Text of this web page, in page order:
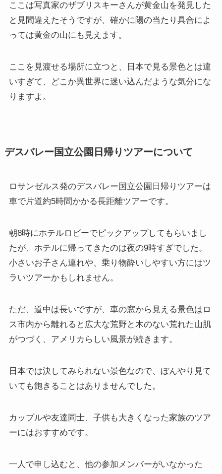
ここは写真家のザブリスキーさんが黄金山を発見した
と見間違えたそうですが、確かに陽の当たり具合によ
っては黄金の山にも見えます。
ここを見渡せる場所に立つと、日本で見る景色とは違
いすぎて、どこか異世界に迷い込んだような気分にな
りますよ。
デスバレー国立公園日帰りツアーについて
ロサンゼルス発のデスバレー国立公園日帰りツアーは
車で片道約5時間かかる長距離ツアーです。
朝8時にホテルロビーでピックアップしてもらいまし
たが、ホテルに帰ってきたのは夜の9時すぎでした。
小さいお子さん連れや、乗り物酔いしやすい方にはツ
ラいツアーかもしれません。
ただ、道中は長いですが、車の窓から見える景色はロ
ス市内から離れると広大な荒野と木のない荒れた山肌
がつづく、アメリカらしい風景が続きます。
日本では決してみられない景色なので、ぼんやり見て
いても飽きることはありませんでした。
カップルや友達同士、子供も大きくなった家族のツア
ーにはおすすめです。
一人で申し込むと、他の参加メンバーがいなかった